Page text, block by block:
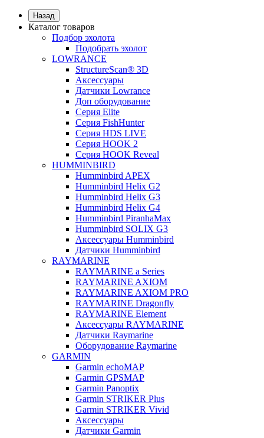
Назад
Каталог товаров
Подбор эхолота
Подобрать эхолот
LOWRANCE
StructureScan® 3D
Аксессуары
Датчики Lowrance
Доп оборудование
Серия Elite
Серия FishHunter
Серия HDS LIVE
Серия HOOK 2
Серия HOOK Reveal
HUMMINBIRD
Humminbird APEX
Humminbird Helix G2
Humminbird Helix G3
Humminbird Helix G4
Humminbird PiranhaMax
Humminbird SOLIX G3
Аксессуары Humminbird
Датчики Humminbird
RAYMARINE
RAYMARINE a Series
RAYMARINE AXIOM
RAYMARINE AXIOM PRO
RAYMARINE Dragonfly
RAYMARINE Element
Аксессуары RAYMARINE
Датчики Raymarine
Оборудование Raymarine
GARMIN
Garmin echoMAP
Garmin GPSMAP
Garmin Panoptix
Garmin STRIKER Plus
Garmin STRIKER Vivid
Аксессуары
Датчики Garmin